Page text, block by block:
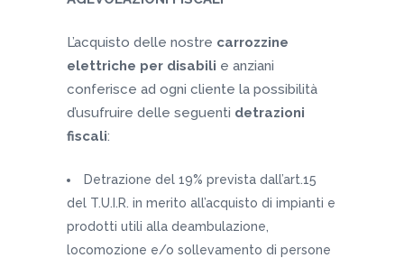
L’acquisto delle nostre carrozzine
elettriche per disabili e anziani
conferisce ad ogni cliente la possibilità
d’usufruire delle seguenti detrazioni
fiscali:
Detrazione del 19% prevista dall’art.15
del T.U.I.R. in merito all’acquisto di impianti e
prodotti utili alla deambulazione,
locomozione e/o sollevamento di persone